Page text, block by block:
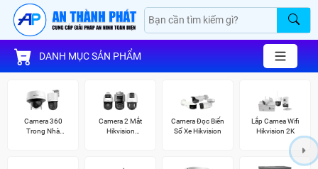
DANH MỤC SẢN PHẨM
Camera 360
Trong Nhà
Camera 2 Mắt
Hikvision
Camera Đọc Biển
Số Xe Hikvision
Lắp Camea Wifi
Hikvision 2K